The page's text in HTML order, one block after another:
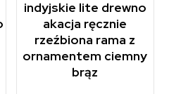
indyjskie lite drewno
akacja ręcznie
rzeźbiona rama z
ornamentem ciemny
brąz